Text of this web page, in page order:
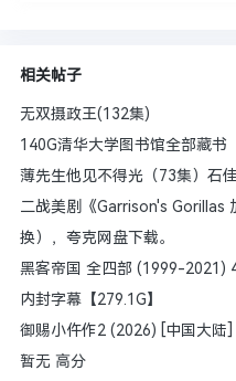
相关帖子
无双摄政王(132集)
140G清华大学图书馆全部藏书
薄先生他见不得光（73集）石
二战美剧《Garrison's Gorillas
换），夸克网盘下载。
黑客帝国 全四部 (1999-2021)
内封字幕【279.1G】
御赐小仵作2 (2026) [中国大
暂无 高分